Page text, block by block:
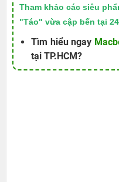
Tham khảo các siêu
"Táo" vừa cập bến tại
Tìm hiểu ngay
tại TP.HCM?